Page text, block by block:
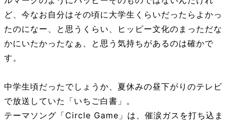
ど、今なお自分はその頃に大学生くらいだったらよかっ
たのになー、と思うくらい、ヒッピー文化のまっただな
かにいたかったなぁ、と思う気持ちがあるのは確かで
す。
中学生頃だったでしょうか、夏休みの昼下がりのテレビ
で放送していた「いちご白書」。
テーマソング「Circle Game」は、催涙ガスを打ち込ま